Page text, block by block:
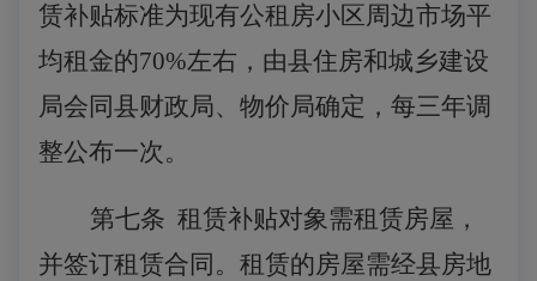
赁补贴标准为现有公租房小区周边市场平
均租金的70%左右，由县住房和城乡建设
局会同县财政局、物价局确定，每三年调
整公布一次。
第七条 租赁补贴对象需租赁房屋，
并签订租赁合同。租赁的房屋需经县房地